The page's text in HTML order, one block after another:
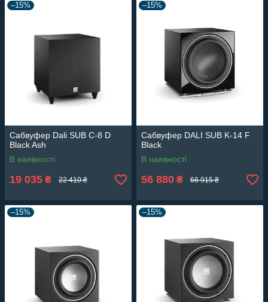
–15%
Сабвуфер Dali SUB C-8 D
Black Ash
В наявності
19 035 ₴ 22 410 ₴
–15%
Сабвуфер DALI SUB K-14 F
Black
В наявності
56 880 ₴ 66 915 ₴
–15% –15%